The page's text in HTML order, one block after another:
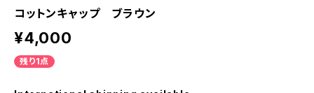
コットンキャップ ブラウン
¥4,000
残り1点